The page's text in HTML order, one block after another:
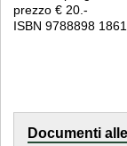
prezzo € 20.-
ISBN 9788898
Documenti